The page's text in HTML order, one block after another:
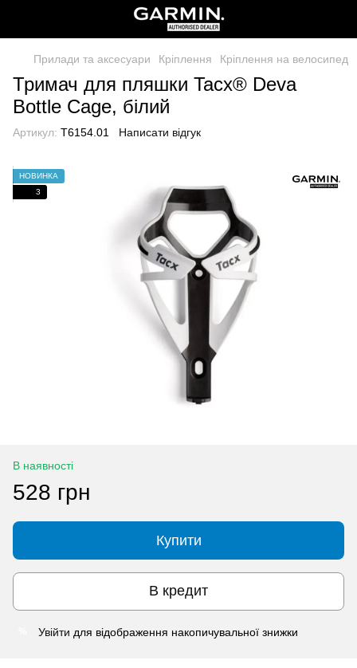
Прилади та аксесуари Кріплення Кріплення на велосипед
Тримач для пляшки Tacx® Deva
Bottle Cage, білий
Артикул: T6154.01 Написати відгук
НОВИНКА
3
В наявності
528 грн
Купити
В кредит
Увійти для відображення накопичувальної знижки